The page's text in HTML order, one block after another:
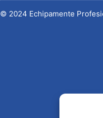
© 2024 Echipamente